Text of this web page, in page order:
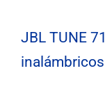
JBL TUNE